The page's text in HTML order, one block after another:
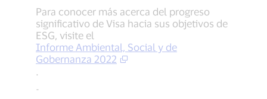
Para conocer más acerca del progreso
significativo de Visa hacia sus objetivos de
ESG, visite el
Informe Ambiental, Social y de
Gobernanza 2022
-